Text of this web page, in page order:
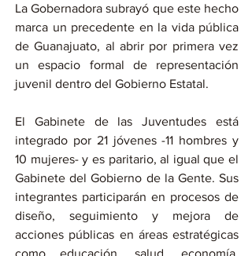
La Gobernadora subrayó que este hecho
marca un precedente en la vida pública
de Guanajuato, al abrir por primera vez
un espacio formal de representación
juvenil dentro del Gobierno Estatal.
El Gabinete de las Juventudes está
integrado por 21 jóvenes -11 hombres y
10 mujeres- y es paritario, al igual que el
Gabinete del Gobierno de la Gente. Sus
integrantes participarán en procesos de
diseño, seguimiento y mejora de
acciones públicas en áreas estratégicas
como educación, salud, economía,